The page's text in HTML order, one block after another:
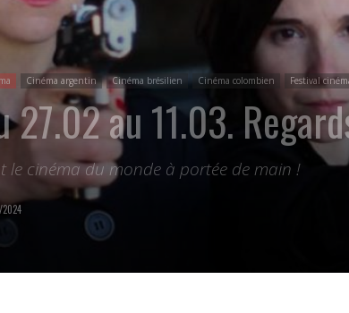
Cinéma argentin Cinéma brésilien Cinéma colombien Festival
27.02 au 11.03.
le cinéma du monde à portée de main !